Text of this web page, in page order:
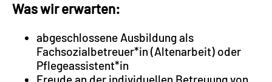
Was wir erwarten:
abgeschlossene Ausbildung als
Fachsozialbetreuer*in (Altenarbeit) oder
Pflegeassistent*in
Freude an der individuellen Betreuung von